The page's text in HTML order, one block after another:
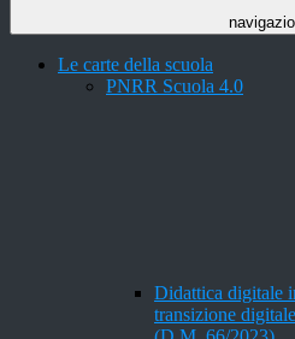
Le carte della scuola
PNRR Scuola 4.0
Didattica digitale
transizione